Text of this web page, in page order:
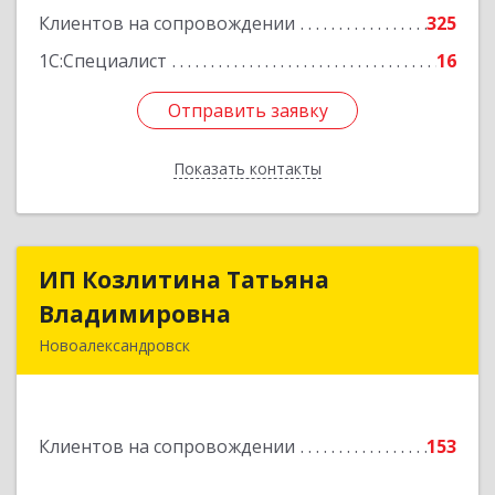
Клиентов на сопровождении
325
1С:Специалист
16
Отправить заявку
Показать контакты
Отправить заявку
Назад
ИП Козлитина Татьяна
Владимировна
Новоалександровск
Клиентов на сопровождении 153
ИП Козлитина Татьяна
Подробнее